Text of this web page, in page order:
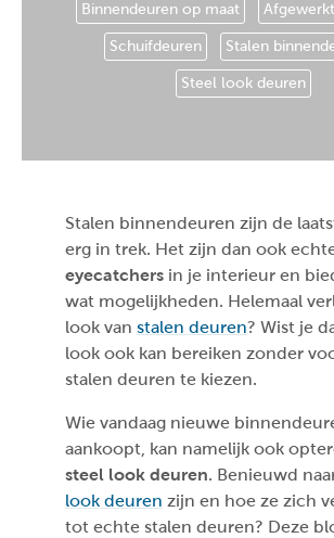
Binnendeuren op maat
Schuifdeuren Stalen
Steel look deuren
Stalen binnendeuren zijn de
erg in trek. Het zijn dan ook
eyecatchers in je interieur en
wat mogelijkheden. Helemaal
look van stalen deuren? Wist je
look ook kan bereiken zonder
stalen deuren te kiezen.
Wie vandaag nieuwe
aankoopt, kan namelijk ook
steel look deuren. Benieuwd
look deuren zijn en hoe ze zich
tot echte stalen deuren? Deze